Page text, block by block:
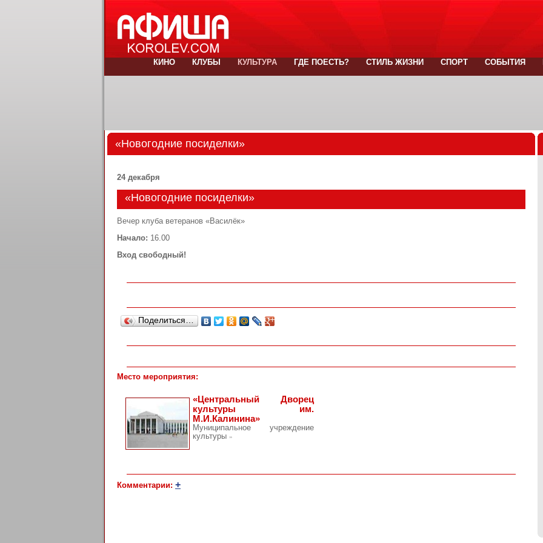
КИНО КЛУБЫ КУЛЬТУРА ГДЕ ПОЕСТЬ? СТИЛЬ ЖИЗНИ СПОРТ СОБЫТИЯ
«Новогодние посиделки»
24 декабря
«Новогодние посиделки»
Вечер клуба ветеранов «Василёк»
Начало: 16.00
Вход свободный!
Поделиться…
Место мероприятия:
«Центральный Дворец
культуры им.
М.И.Калинина»
Муниципальное учреждение
культуры »
Комментарии: +